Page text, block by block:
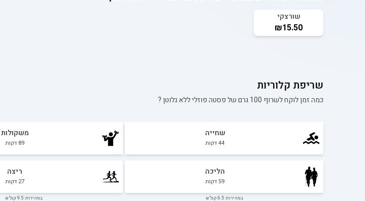
שורצקי
₪15.50
שריפת קלוריות
כמה זמן לוקח לשרוף 100 גרם של פסטה פוזלי ללא גלוטן?
שחייה
44דקות
משקולות
89 דקות
הליכה
59 דקות
במהירות: 6.5 קמ"ש
ריצה
27 דקות
במהירות: 9.5 קמ"ש